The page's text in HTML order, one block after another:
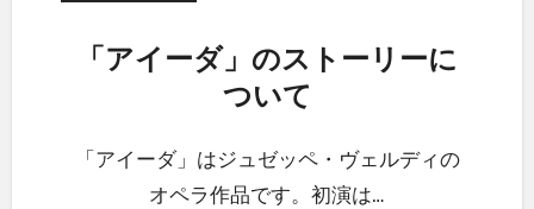
「アイーダ」のストーリーに
ついて
「アイーダ」はジュゼッペ・ヴェルディの
オペラ作品です。初演は…